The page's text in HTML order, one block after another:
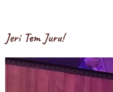
Jeri Tem Juru!